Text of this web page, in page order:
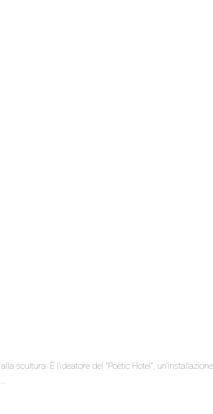
scultura. È l’ideatore del "Poetic Hotel", un'installazione